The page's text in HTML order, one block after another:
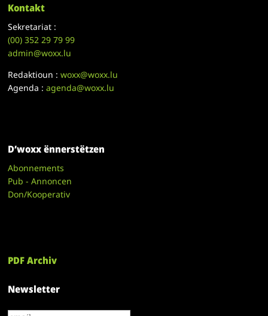
Kontakt
Sekretariat :
(00)352 29 79 99
admin@woxx.lu
Redaktioun :woxx@woxx.lu
Agenda :agenda@woxx.lu
D’woxx ënnerstëtzen
Abonnements
Pub - Annoncen
Don/Kooperativ
PDF Archiv
Newsletter